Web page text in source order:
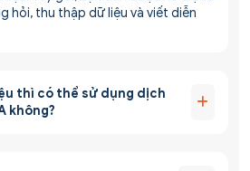
hỏi, thu thập dữ liệu và viết diễn
thì có thể sử dụng dịch
không?